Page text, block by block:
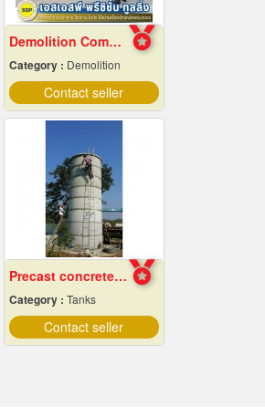
Demolition Company Samut Prakan
Category : Demolition
Contact seller
Precast concrete water tank factory
Category : Tanks
Contact seller